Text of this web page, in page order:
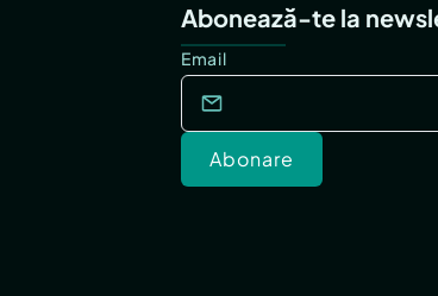
Abonează-te la
Email
Abonare